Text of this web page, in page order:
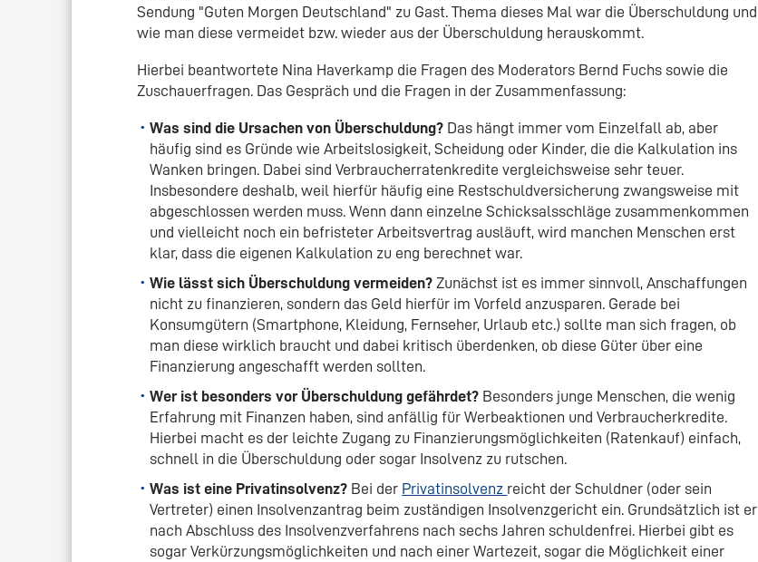
Sendung "Guten Morgen Deutschland" zu Gast. Thema dieses Mal war die Überschuldung und
wie man diese vermeidet bzw. wieder aus der Überschuldung herauskommt.
Hierbei beantwortete Nina Haverkamp die Fragen des Moderators Bernd Fuchs sowie die
Zuschauerfragen. Das Gespräch und die Fragen in der Zusammenfassung:
Was sind die Ursachen von Überschuldung? Das hängt immer vom Einzelfall ab, aber
häufig sind es Gründe wie Arbeitslosigkeit, Scheidung oder Kinder, die die Kalkulation ins
Wanken bringen. Dabei sind Verbraucherratenkredite vergleichsweise sehr teuer.
Insbesondere deshalb, weil hierfür häufig eine Restschuldversicherung zwangsweise mit
abgeschlossen werden muss. Wenn dann einzelne Schicksalsschläge zusammenkommen
und vielleicht noch ein befristeter Arbeitsvertrag ausläuft, wird manchen Menschen erst
klar, dass die eigenen Kalkulation zu eng berechnet war.
Wie lässt sich Überschuldung vermeiden? Zunächst ist es immer sinnvoll, Anschaffungen
nicht zu finanzieren, sondern das Geld hierfür im Vorfeld anzusparen. Gerade bei
Konsumgütern (Smartphone, Kleidung, Fernseher, Urlaub etc.) sollte man sich fragen, ob
man diese wirklich braucht und dabei kritisch überdenken, ob diese Güter über eine
Finanzierung angeschafft werden sollten.
Wer ist besonders vor Überschuldung gefährdet? Besonders junge Menschen, die wenig
Erfahrung mit Finanzen haben, sind anfällig für Werbeaktionen und Verbraucherkredite.
Hierbei macht es der leichte Zugang zu Finanzierungsmöglichkeiten (Ratenkauf) einfach,
schnell in die Überschuldung oder sogar Insolvenz zu rutschen.
Was ist eine Privatinsolvenz? Bei der Privatinsolvenz reicht der Schuldner (oder sein
Vertreter) einen Insolvenzantrag beim zuständigen Insolvenzgericht ein. Grundsätzlich ist er
nach Abschluss des Insolvenzverfahrens nach sechs Jahren schuldenfrei. Hierbei gibt es
sogar Verkürzungsmöglichkeiten und nach einer Wartezeit, sogar die Möglichkeit einer